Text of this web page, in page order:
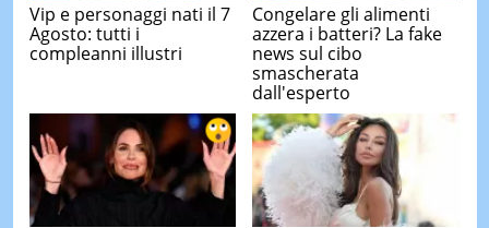
Vip e personaggi nati il 7
Agosto: tutti i
compleanni illustri
Congelare gli alimenti
azzera i batteri? La fake
news sul cibo
smascherata
dall'esperto